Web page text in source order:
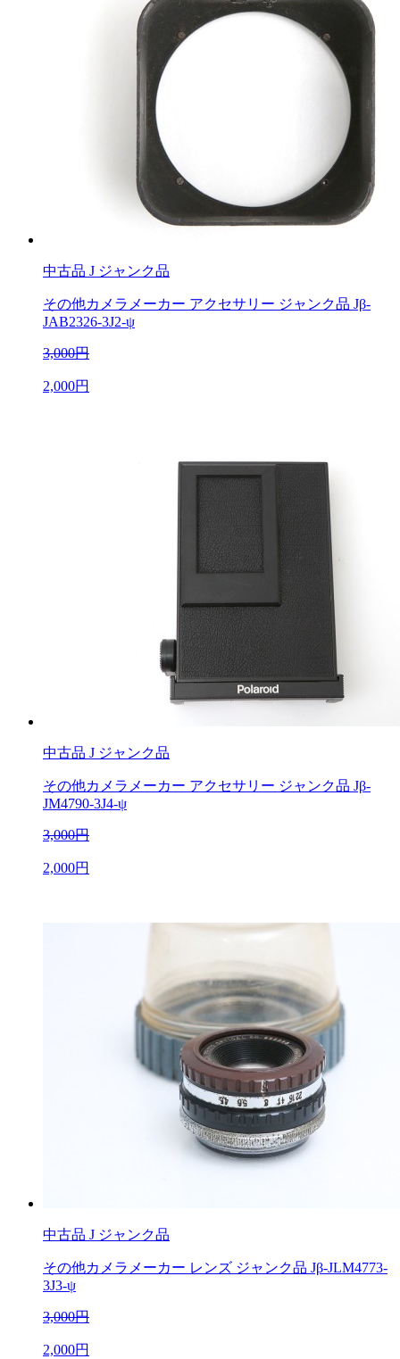
中古品 J ジャンク品
その他カメラメーカー アクセサリー ジャンク品 Jβ-
JAB2326-3J2-ψ
3,000円
2,000円
中古品 J ジャンク品
その他カメラメーカー アクセサリー ジャンク品 Jβ-
JM4790-3J4-ψ
3,000円
2,000円
中古品 J ジャンク品
その他カメラメーカー レンズ ジャンク品 Jβ-JLM4773-
3J3-ψ
3,000円
2,000円